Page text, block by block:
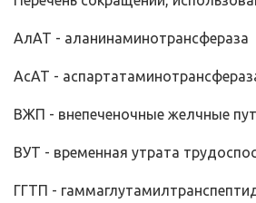
АлАТ - аланинаминотрансфераза
АсАТ -
ВЖП - внепеченочные желчные
ВУТ - временная утрата
ГГТП -